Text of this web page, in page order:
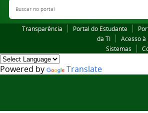
Buscar no portal
Transparência Portal do Estudante
da TI
Acesso
Sistemas
Powered by Translate